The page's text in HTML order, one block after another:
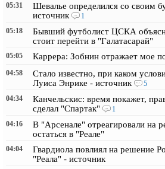
05:31
Шевалье определился со
источник
1
05:18
Бывший футболист ЦСКА
стоит перейти в "Галатасарай"
05:05 Каррера: Зобнин отражает мое
04:58
Стало известно, при каком
Луиса Энрике - источник
5
04:34
Канчельскис: время покажет,
сделал "Спартак"
1
04:16
В "Арсенале" отреагировали на
остаться в "Реале"
04:04
Гвардиола повлиял на решение
"Реала" - источник